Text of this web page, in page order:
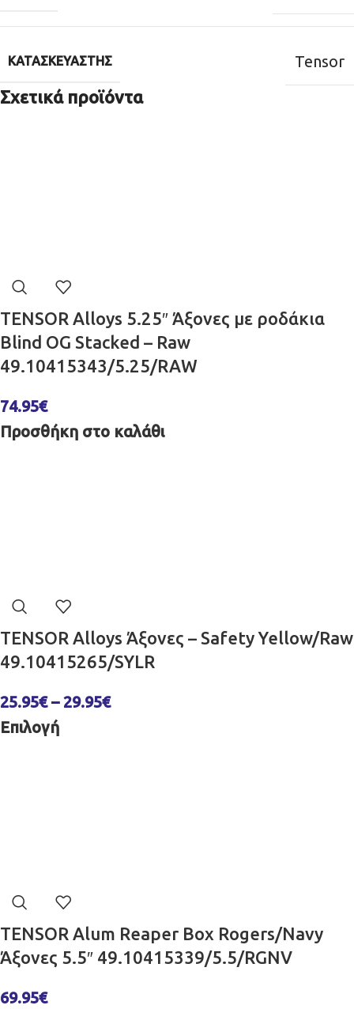
ΚΑΤΑΣΚΕΥΑΣΤΉΣ Tensor
Σχετικά προϊόντα
TENSOR Alloys 5.25″ Άξονες με ροδάκια
Blind OG Stacked – Raw
49.10415343/5.25/RAW
74.95€
Προσθήκη στο καλάθι
TENSOR Alloys Άξονες – Safety Yellow/Raw
49.10415265/SYLR
25.95€ – 29.95€
Επιλογή
TENSOR Alum Reaper Box Rogers/Navy
Άξονες 5.5″ 49.10415339/5.5/RGNV
69.95€